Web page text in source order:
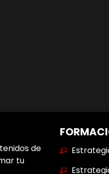
de
tu